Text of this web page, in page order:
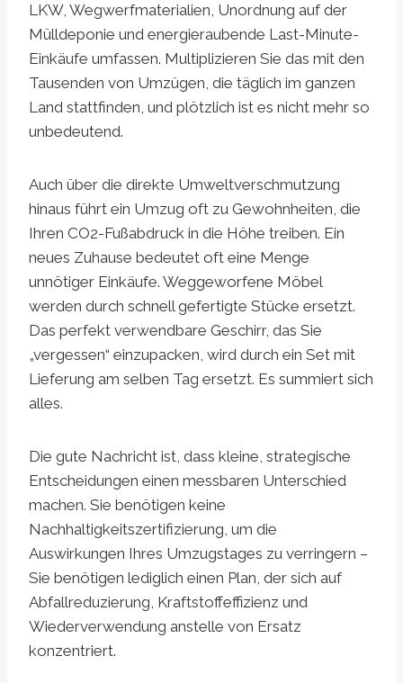
LKW, Wegwerfmaterialien, Unordnung auf der
Mülldeponie und energieraubende Last-Minute-
Einkäufe umfassen. Multiplizieren Sie das mit den
Tausenden von Umzügen, die täglich im ganzen
Land stattfinden, und plötzlich ist es nicht mehr so ​​
unbedeutend.
Auch über die direkte Umweltverschmutzung
hinaus führt ein Umzug oft zu Gewohnheiten, die
Ihren CO2-Fußabdruck in die Höhe treiben. Ein
neues Zuhause bedeutet oft eine Menge
unnötiger Einkäufe. Weggeworfene Möbel
werden durch schnell gefertigte Stücke ersetzt.
Das perfekt verwendbare Geschirr, das Sie
„vergessen“ einzupacken, wird durch ein Set mit
Lieferung am selben Tag ersetzt. Es summiert sich
alles.
Die gute Nachricht ist, dass kleine, strategische
Entscheidungen einen messbaren Unterschied
machen. Sie benötigen keine
Nachhaltigkeitszertifizierung, um die
Auswirkungen Ihres Umzugstages zu verringern –
Sie benötigen lediglich einen Plan, der sich auf
Abfallreduzierung, Kraftstoffeffizienz und
Wiederverwendung anstelle von Ersatz
konzentriert.